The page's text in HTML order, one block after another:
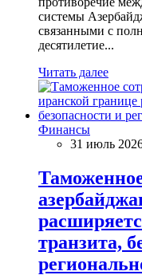
системы
связанными с
десятилетие...
Читать далее
Финансы
31 июль
транзита,